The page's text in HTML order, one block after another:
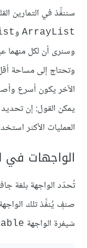
سننفِّذ في التمارين
ArrayList و
وسنرى أن لكل منهما
وتحتاج إلى مساحة
الآخر يكون أسرع
يمكن القول: إن
العمليات الأكثر
الواجهات في
صنفٍ يُنفِّذ تلك
شيفرة الواجهة